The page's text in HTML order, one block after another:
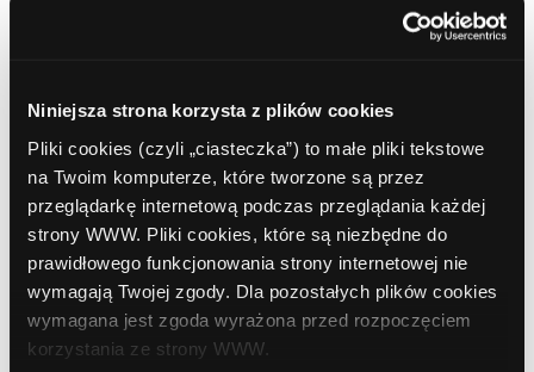
Niniejsza strona korzysta z plików cookies
Pliki cookies (czyli „ciasteczka”) to małe pliki tekstowe
na Twoim komputerze, które tworzone są przez
przeglądarkę internetową podczas przeglądania każdej
strony WWW. Pliki cookies, które są niezbędne do
prawidłowego funkcjonowania strony internetowej nie
wymagają Twojej zgody. Dla pozostałych plików cookies
wymagana jest zgoda wyrażona przed rozpoczęciem
korzystania ze strony WWW.
Name Required